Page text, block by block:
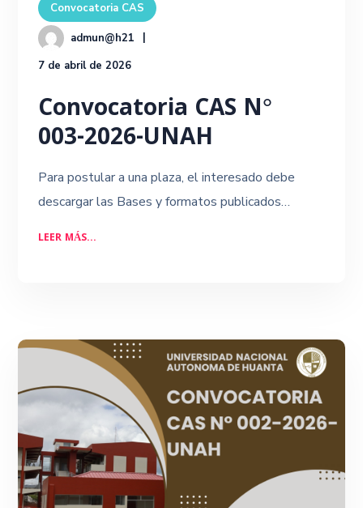
Convocatoria CAS
admun@h21
7 de abril de 2026
Convocatoria CAS N°
003-2026-UNAH
Para postular a una plaza, el interesado debe
descargar las Bases y formatos publicados…
LEER MÁS...